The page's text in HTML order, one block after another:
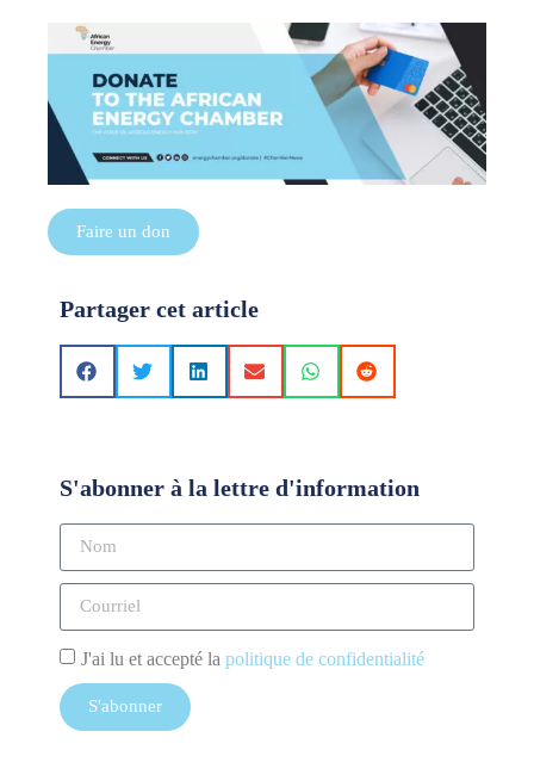
Faire un don
Partager cet article
S'abonner à la lettre d'information
J'ai lu et accepté la politique de confidentialité
S'abonner